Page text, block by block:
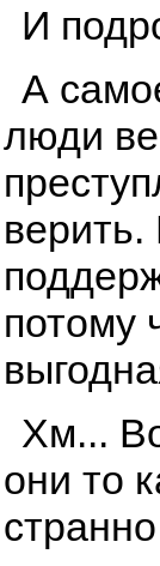
И
А
люди
потому
Хм...
они то